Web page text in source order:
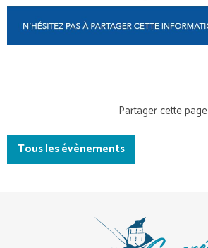
Partager cette page
Tous les évènements